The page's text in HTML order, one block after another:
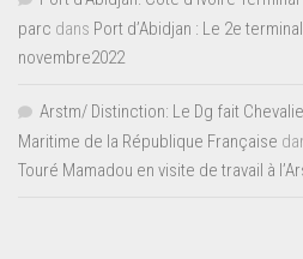
parc dans Port d’Abidjan : Le 2e
novembre2022
Arstm/ Distinction: Le Dg fait
Maritime de la République Française
Touré Mamadou en visite de travail à